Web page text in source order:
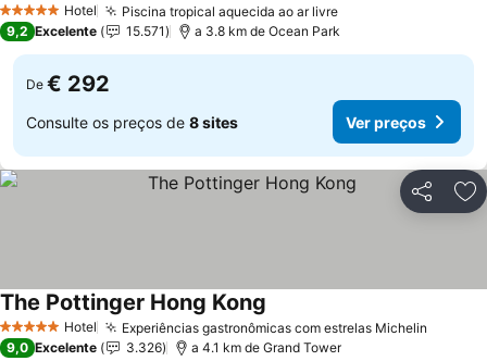
5 Estrelas Hotel Piscina tropical aquecida ao ar livreVer preços
9,2 Excelente 15.571 a 3.8 km de Ocean Park
De € 292
Consulte os preços de 8 sites Ver preços
Partilhar
5 Estrelas Hotel Experiências gastronômicas com estrelas Michelin
The Pottinger Hong Kong
9,0 Excelente 3.326 a 4.1 km de Grand Tower